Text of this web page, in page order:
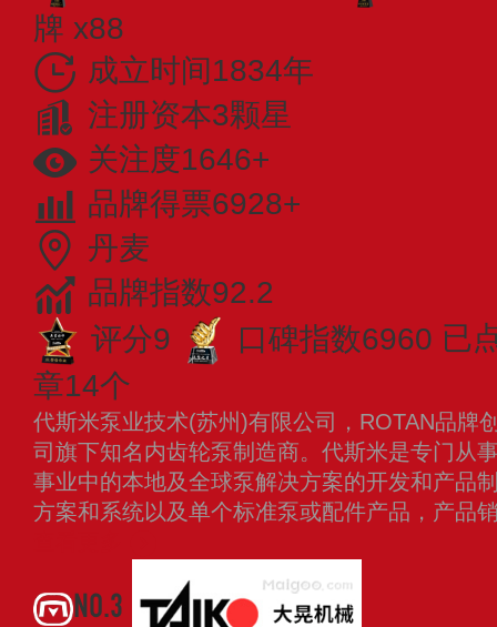
牌 x88
成立时间1834年
注册资本3颗星
关注度1646+
品牌得票6928+
丹麦
品牌指数92.2
评分9
口碑指数6960 已
章14个
代斯米泵业技术(苏州)有限公司，ROTAN品牌
司旗下知名内齿轮泵制造商。代斯米是专门从
事业中的本地及全球泵解决方案的开发和产品
方案和系统以及单个标准泵或配件产品，产品
NO.3